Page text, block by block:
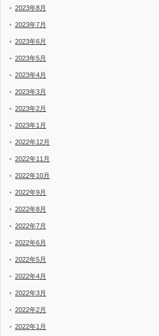
2023年8月
2023年7月
2023年6月
2023年5月
2023年4月
2023年3月
2023年2月
2023年1月
2022年12月
2022年11月
2022年10月
2022年9月
2022年8月
2022年7月
2022年6月
2022年5月
2022年4月
2022年3月
2022年2月
2022年1月